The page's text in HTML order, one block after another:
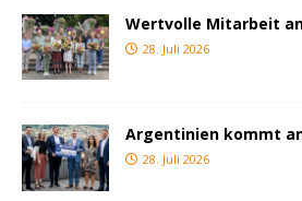
Wertvolle Mitarbeit
28. Juli 2026
Argentinien kommt
28. Juli 2026